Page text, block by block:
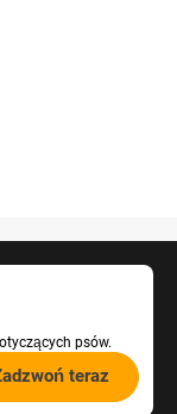
psów.
teraz